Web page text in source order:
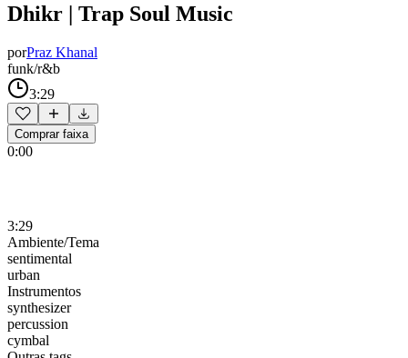
Dhikr | Trap Soul Music
porPraz Khanal
funk/r&b
3:29
Comprar faixa
0:00
3:29
Ambiente/Tema
sentimental
urban
Instrumentos
synthesizer
percussion
cymbal